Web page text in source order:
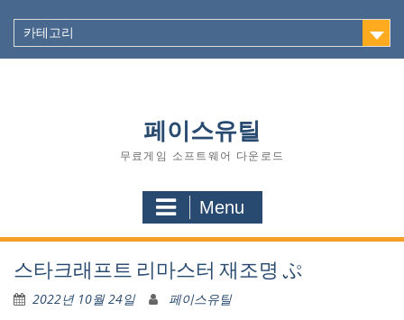
content
카테고리
페이스유틸
무료게임 소프트웨어 다운로드
Menu
스타크래프트 리마스터 재조명 ぷ
2022년 10월 24일 페이스유틸